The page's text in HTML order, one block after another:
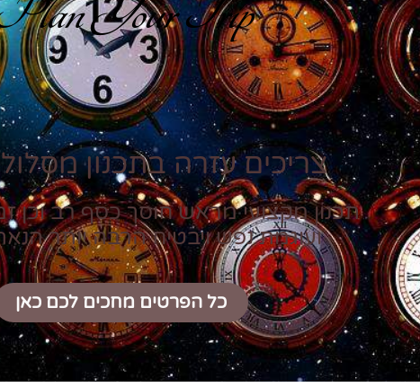
Your Trip
צריכים עזרה בתכנון
תכנון מקצועי מראש חוסך כסף רב וכן
ועוגמת נפש ויבטיח הרבה יותר
כל הפרטים מחכים לכם כאן